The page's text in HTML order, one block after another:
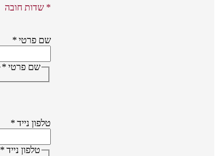
* שדות חובה
שם פרטי *
שם פרטי *
טלפון נייד *
טלפון נייד *